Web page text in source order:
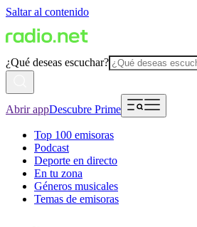
Saltar al contenido
¿Qué deseas escuchar?
Abrir appDescubre Prime
Top 100 emisoras
Podcast
Deporte en directo
En tu zona
Géneros musicales
Temas de emisoras